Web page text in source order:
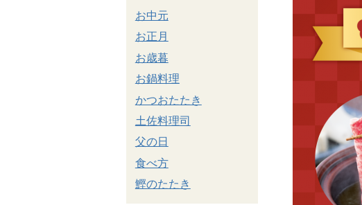
お中元
お正月
お歳暮
お鍋料理
かつおたたき
土佐料理司
父の日
食べ方
鰹のたたき